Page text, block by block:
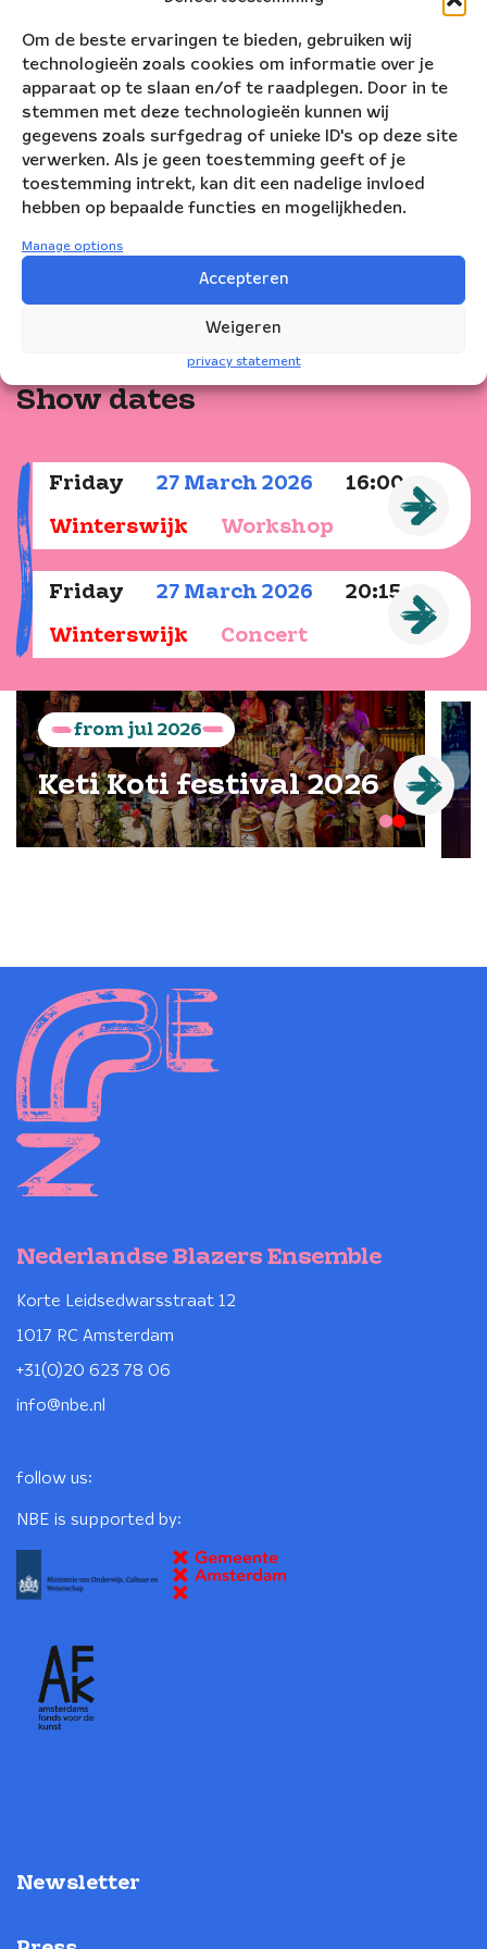
Om de beste ervaringen te bieden, gebruiken wij
technologieën zoals cookies om informatie over je
apparaat op te slaan en/of te raadplegen. Door in te
stemmen met deze technologieën kunnen wij
gegevens zoals surfgedrag of unieke ID's op deze site
verwerken. Als je geen toestemming geeft of je
toestemming intrekt, kan dit een nadelige invloed
hebben op bepaalde functies en mogelijkheden.
Manage options
Accepteren
Weigeren
privacy statement
the
evening
together
with
JongNBE
stage
Show dates
Friday 27 March 2026 16:00
Winterswijk Workshop
Friday 27 March 2026 20:15
Winterswijk Concert
from jul 2026
Keti Koti festival 2026
Nederlandse Blazers Ensemble
Korte Leidsedwarsstraat 12
1017 RC Amsterdam
+31(0)20 623 78 06
info@nbe.nl
follow us:
NBE is supported by:
Newsletter